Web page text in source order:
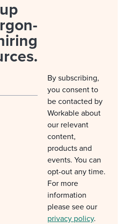
By subscribing,
you consent to
be contacted by
Workable about
our relevant
content,
products and
events. You can
opt-out any time.
For more
information
please see our
privacy policy.